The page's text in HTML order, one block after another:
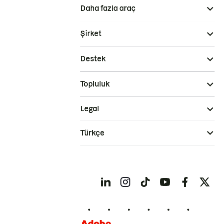
Daha fazla araç
Şirket
Destek
Topluluk
Legal
Türkçe